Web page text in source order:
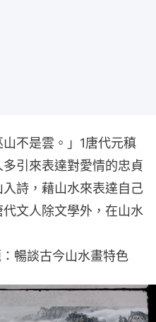
山不是雲。」1唐代元稹
引來表達對愛情的忠貞
詩，藉山水來表達自己
文人除文學外，在山水
暢談古今山水畫特色